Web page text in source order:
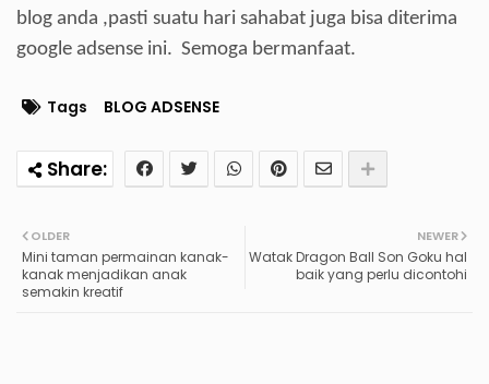
blog anda ,pasti suatu hari sahabat juga bisa diterima
google adsense ini. Semoga bermanfaat.
Tags BLOG ADSENSE
NEWER
Watak Dragon Ball Son Goku hal
baik yang perlu dicontohi
OLDER
Mini taman permainan kanak-
kanak menjadikan anak
semakin kreatif